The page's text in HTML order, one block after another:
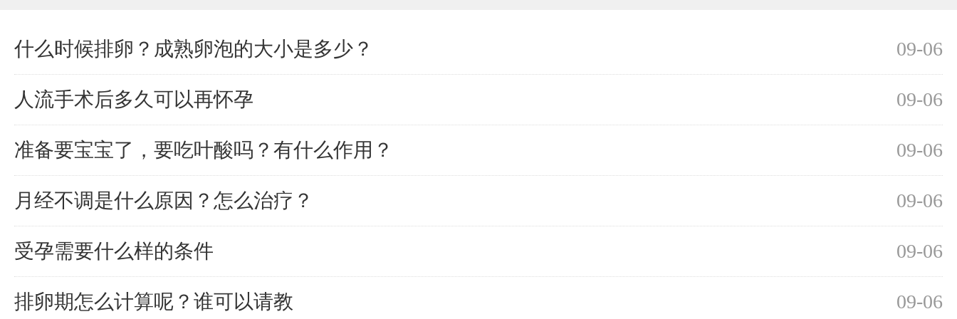
09-06
什么时候排卵？成熟卵泡的大小是多少？
09-06
人流手术后多久可以再怀孕
09-06
准备要宝宝了，要吃叶酸吗？有什么作用？
09-06
月经不调是什么原因？怎么治疗？
09-06
受孕需要什么样的条件
09-06
排卵期怎么计算呢？谁可以请教